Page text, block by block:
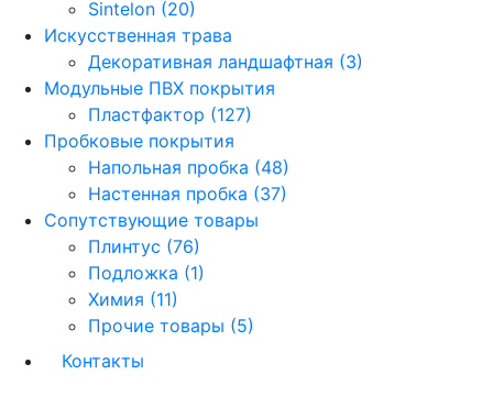
Sintelon (20)
Искусственная трава
Декоративная ландшафтная (3)
Модульные ПВХ покрытия
Пластфактор (127)
Пробковые покрытия
Напольная пробка (48)
Настенная пробка (37)
Сопутствующие товары
Плинтус (76)
Подложка (1)
Химия (11)
Прочие товары (5)
Контакты